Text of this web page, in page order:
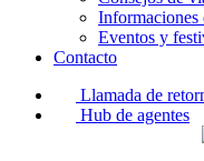
Informaciones
Eventos y
Contacto
Llamada de
Hub de agentes